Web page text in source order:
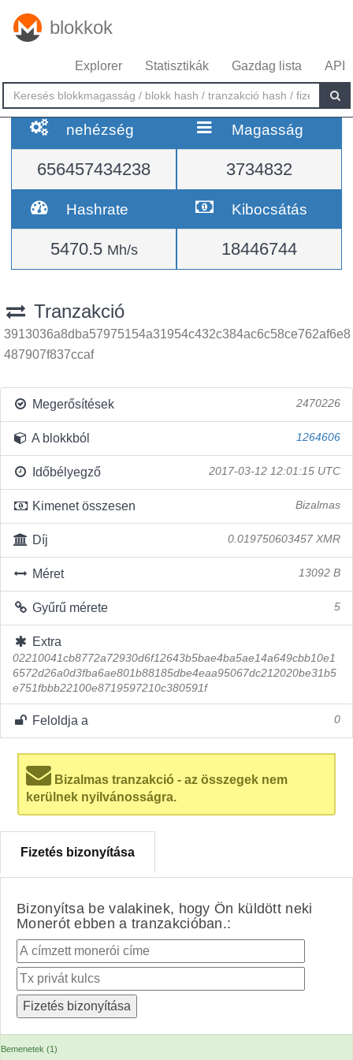
blokkok
Explorer Statisztikák Gazdag lista API
nehézség
656457434238
Magasság
3734832
Hashrate
5470.5 Mh/s
Kibocsátás
18446744
Tranzakció
3913036a8dba57975154a31954c432c384ac6c58ce762af6e8
487907f837ccaf
Megerősítések 2470226
A blokkból 1264606
Időbélyegző 2017-03-12 12:01:15 UTC
Kimenet összesen Bizalmas
Díj 0.019750603457 XMR
Méret 13092 B
Gyűrű mérete 5
Extra
02210041cb8772a72930d6f12643b5bae4ba5ae14a649cbb10e1
6572d26a0d3fba6ae801b88185dbe4eaa95067dc212020be31b5
e751fbbb22100e8719597210c380591f
Feloldja a 0
Bizalmas tranzakció - az összegek nem
kerülnek nyilvánosságra.
Fizetés bizonyítása
Bizonyítsa be valakinek, hogy Ön küldött neki
Monerót ebben a tranzakcióban.:
Bemenetek (1)